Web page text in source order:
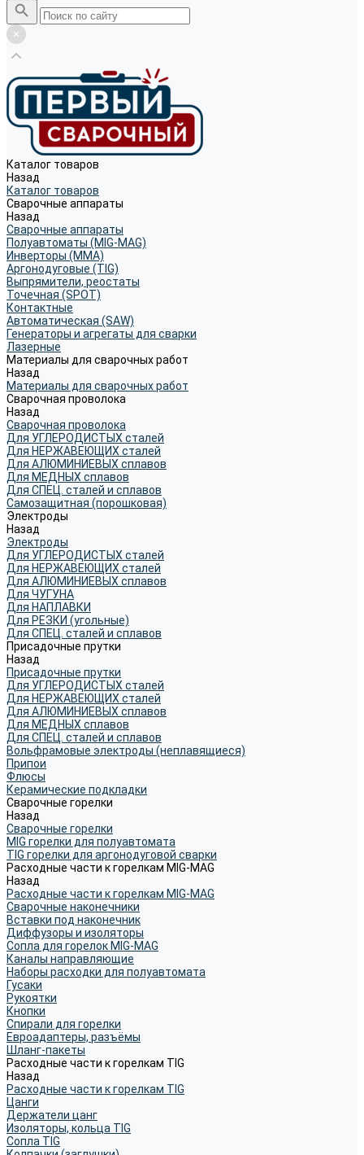
Каталог товаров
Назад
Каталог товаров
Сварочные аппараты
Назад
Сварочные аппараты
Полуавтоматы (MIG-MAG)
Инверторы (MMA)
Аргонодуговые (TIG)
Выпрямители, реостаты
Точечная (SPOT)
Контактные
Автоматическая (SAW)
Генераторы и агрегаты для сварки
Лазерные
Материалы для сварочных работ
Назад
Материалы для сварочных работ
Сварочная проволока
Назад
Сварочная проволока
Для УГЛЕРОДИСТЫХ сталей
Для НЕРЖАВЕЮЩИХ сталей
Для АЛЮМИНИЕВЫХ сплавов
Для МЕДНЫХ сплавов
Для СПЕЦ. сталей и сплавов
Самозащитная (порошковая)
Электроды
Назад
Электроды
Для УГЛЕРОДИСТЫХ сталей
Для НЕРЖАВЕЮЩИХ сталей
Для АЛЮМИНИЕВЫХ сплавов
Для ЧУГУНА
Для НАПЛАВКИ
Для РЕЗКИ (угольные)
Для СПЕЦ. сталей и сплавов
Присадочные прутки
Назад
Присадочные прутки
Для УГЛЕРОДИСТЫХ сталей
Для НЕРЖАВЕЮЩИХ сталей
Для АЛЮМИНИЕВЫХ сплавов
Для МЕДНЫХ сплавов
Для СПЕЦ. сталей и сплавов
Вольфрамовые электроды (неплавящиеся)
Припои
Флюсы
Керамические подкладки
Сварочные горелки
Назад
Сварочные горелки
MIG горелки для полуавтомата
TIG горелки для аргонодуговой сварки
Расходные части к горелкам MIG-MAG
Назад
Расходные части к горелкам MIG-MAG
Сварочные наконечники
Вставки под наконечник
Диффузоры и изоляторы
Сопла для горелок MIG-MAG
Каналы направляющие
Наборы расходки для полуавтомата
Гусаки
Рукоятки
Кнопки
Спирали для горелки
Евроадаптеры, разъёмы
Шланг-пакеты
Расходные части к горелкам TIG
Назад
Расходные части к горелкам TIG
Цанги
Держатели цанг
Изоляторы, кольца TIG
Сопла TIG